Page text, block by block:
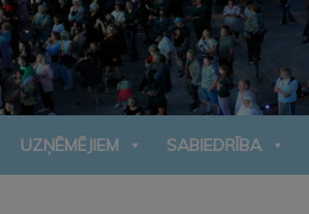
UZŅĒMĒJIEM SABIEDRĪBA